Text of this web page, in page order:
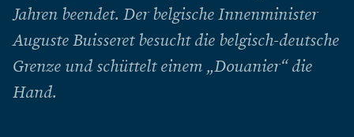
Jahren beendet. Der belgische Innenminister
Auguste Buisseret besucht die belgisch-deutsche
Grenze und schüttelt einem „Douanier“ die
Hand.